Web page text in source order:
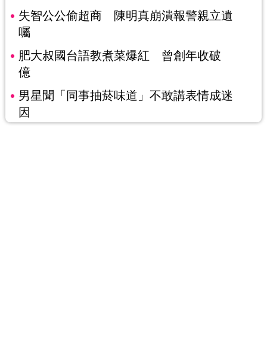
失智公公偷超商 陳明真崩潰報警親立遺
囑
肥大叔國台語教煮菜爆紅 曾創年收破
億
男星聞「同事抽菸味道」不敢講表情成迷
因